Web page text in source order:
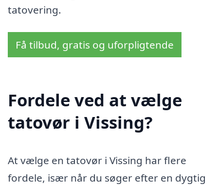
tatovering.
Få tilbud, gratis og uforpligtende
Fordele ved at vælge
tatovør i Vissing?
At vælge en tatovør i Vissing har flere
fordele, især når du søger efter en dygtig